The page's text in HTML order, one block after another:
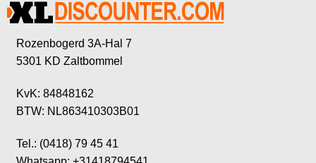
Rozenbogerd 3A-Hal 7
5301 KD Zaltbommel
KvK: 84848162
BTW: NL863410303B01
Tel.: (0418) 79 45 41